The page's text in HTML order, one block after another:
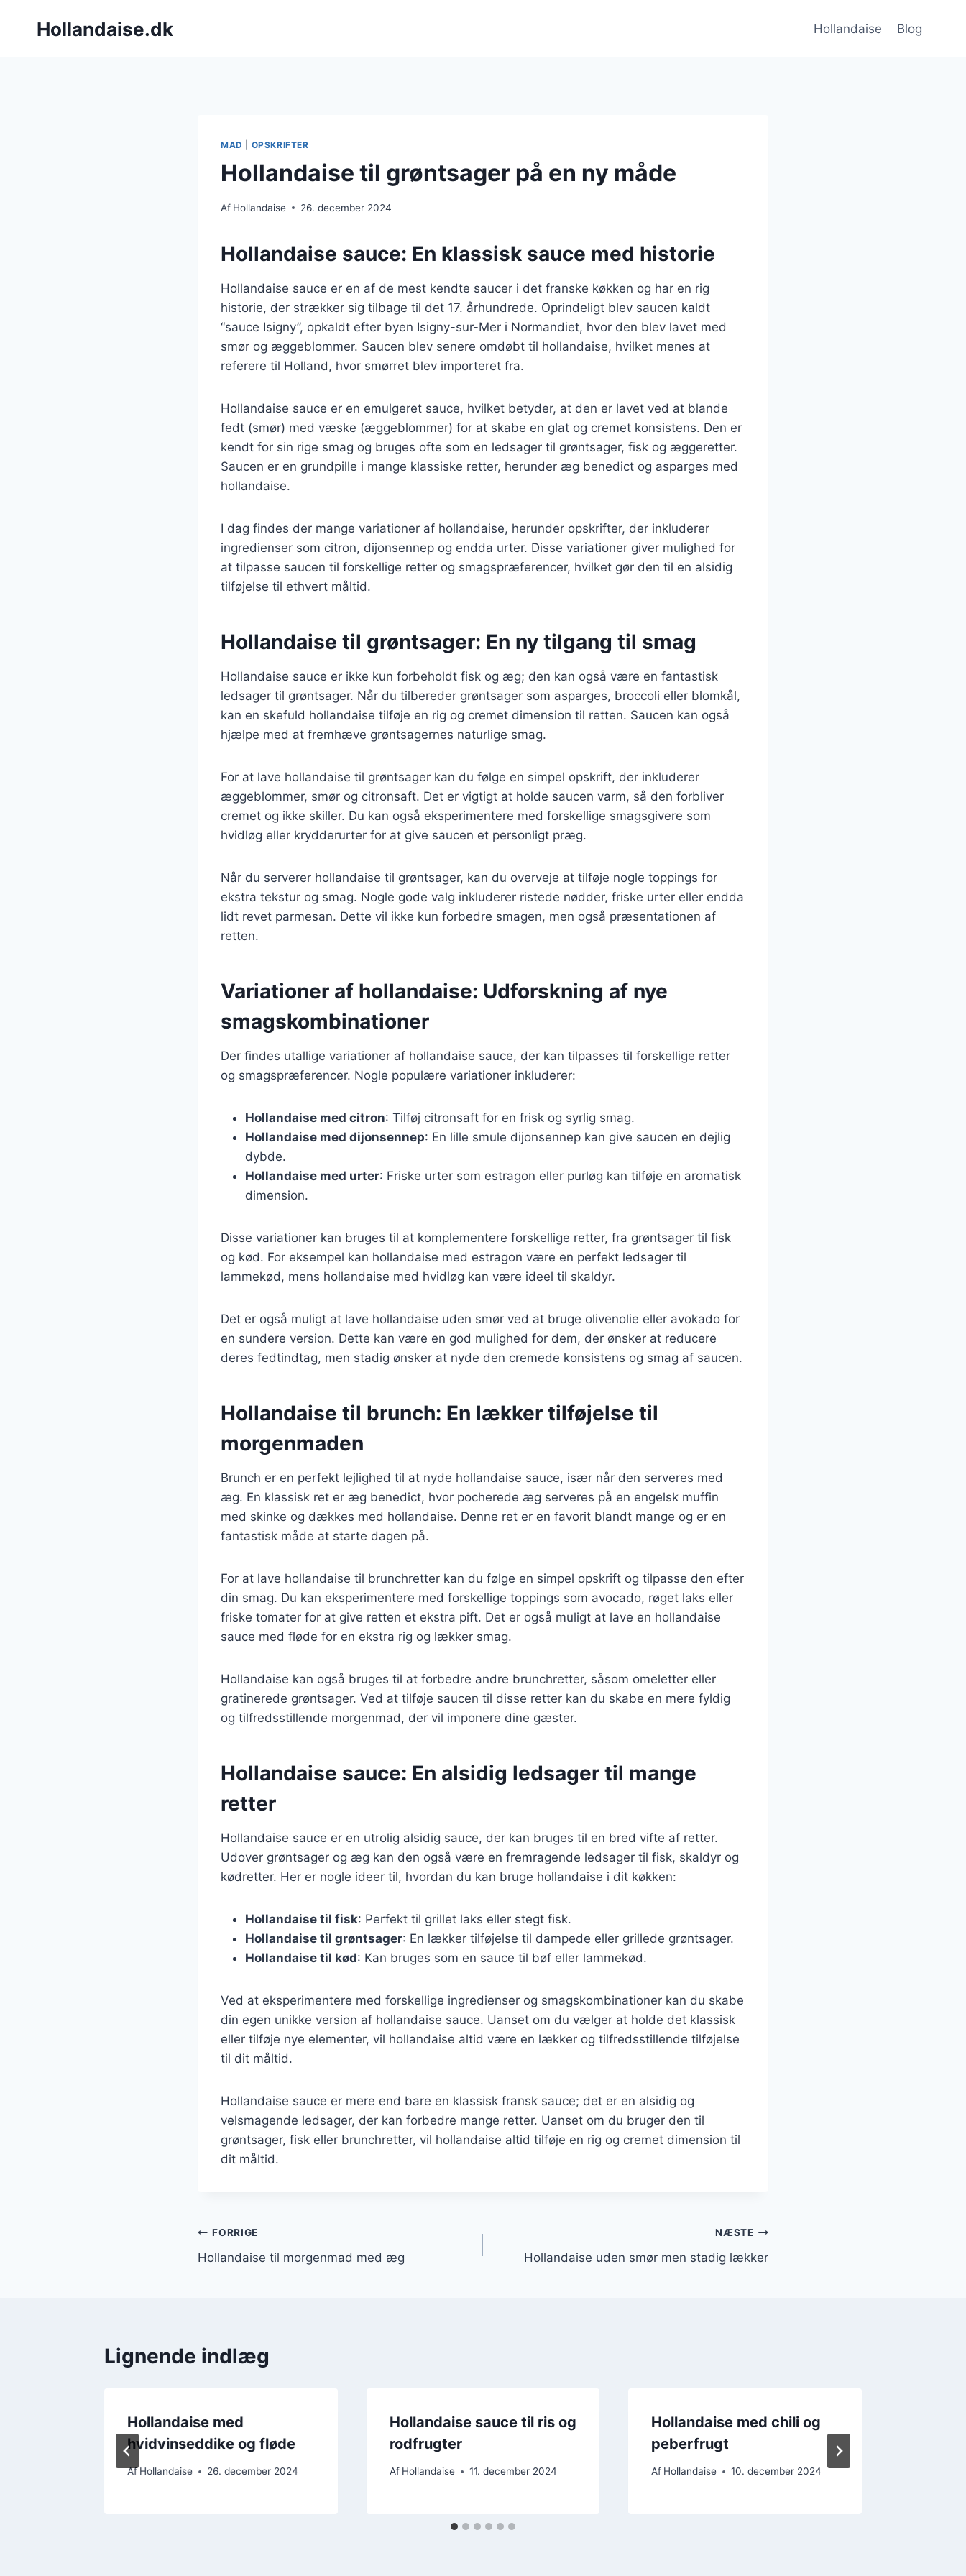
Hollandaise.dk Hollandaise Blog
MAD OPSKRIFTER
Hollandaise til grøntsager på en ny måde
Af Hollandaise 26. december 2024
Hollandaise sauce: En klassisk sauce med historie
Hollandaise sauce er en af de mest kendte saucer i det franske køkken og har en rig
historie, der strækker sig tilbage til det 17. århundrede. Oprindeligt blev saucen kaldt
“sauce Isigny”, opkaldt efter byen Isigny-sur-Mer i Normandiet, hvor den blev lavet med
smør og æggeblommer. Saucen blev senere omdøbt til hollandaise, hvilket menes at
referere til Holland, hvor smørret blev importeret fra.
Hollandaise sauce er en emulgeret sauce, hvilket betyder, at den er lavet ved at blande
fedt (smør) med væske (æggeblommer) for at skabe en glat og cremet konsistens. Den er
kendt for sin rige smag og bruges ofte som en ledsager til grøntsager, fisk og æggeretter.
Saucen er en grundpille i mange klassiske retter, herunder æg benedict og asparges med
hollandaise.
I dag findes der mange variationer af hollandaise, herunder opskrifter, der inkluderer
ingredienser som citron, dijonsennep og endda urter. Disse variationer giver mulighed for
at tilpasse saucen til forskellige retter og smagspræferencer, hvilket gør den til en alsidig
tilføjelse til ethvert måltid.
Hollandaise til grøntsager: En ny tilgang til smag
Hollandaise sauce er ikke kun forbeholdt fisk og æg; den kan også være en fantastisk
ledsager til grøntsager. Når du tilbereder grøntsager som asparges, broccoli eller blomkål,
kan en skefuld hollandaise tilføje en rig og cremet dimension til retten. Saucen kan også
hjælpe med at fremhæve grøntsagernes naturlige smag.
For at lave hollandaise til grøntsager kan du følge en simpel opskrift, der inkluderer
æggeblommer, smør og citronsaft. Det er vigtigt at holde saucen varm, så den forbliver
cremet og ikke skiller. Du kan også eksperimentere med forskellige smagsgivere som
hvidløg eller krydderurter for at give saucen et personligt præg.
Når du serverer hollandaise til grøntsager, kan du overveje at tilføje nogle toppings for
ekstra tekstur og smag. Nogle gode valg inkluderer ristede nødder, friske urter eller endda
lidt revet parmesan. Dette vil ikke kun forbedre smagen, men også præsentationen af
retten.
Variationer af hollandaise: Udforskning af nye
smagskombinationer
Der findes utallige variationer af hollandaise sauce, der kan tilpasses til forskellige retter
og smagspræferencer. Nogle populære variationer inkluderer:
Hollandaise med citron: Tilføj citronsaft for en frisk og syrlig smag.
Hollandaise med dijonsennep: En lille smule dijonsennep kan give saucen en dejlig
dybde.
Hollandaise med urter: Friske urter som estragon eller purløg kan tilføje en aromatisk
dimension.
Disse variationer kan bruges til at komplementere forskellige retter, fra grøntsager til fisk
og kød. For eksempel kan hollandaise med estragon være en perfekt ledsager til
lammekød, mens hollandaise med hvidløg kan være ideel til skaldyr.
Det er også muligt at lave hollandaise uden smør ved at bruge olivenolie eller avokado for
en sundere version. Dette kan være en god mulighed for dem, der ønsker at reducere
deres fedtindtag, men stadig ønsker at nyde den cremede konsistens og smag af saucen.
Hollandaise til brunch: En lækker tilføjelse til
morgenmaden
Brunch er en perfekt lejlighed til at nyde hollandaise sauce, især når den serveres med
æg. En klassisk ret er æg benedict, hvor pocherede æg serveres på en engelsk muffin
med skinke og dækkes med hollandaise. Denne ret er en favorit blandt mange og er en
fantastisk måde at starte dagen på.
For at lave hollandaise til brunchretter kan du følge en simpel opskrift og tilpasse den efter
din smag. Du kan eksperimentere med forskellige toppings som avocado, røget laks eller
friske tomater for at give retten et ekstra pift. Det er også muligt at lave en hollandaise
sauce med fløde for en ekstra rig og lækker smag.
Hollandaise kan også bruges til at forbedre andre brunchretter, såsom omeletter eller
gratinerede grøntsager. Ved at tilføje saucen til disse retter kan du skabe en mere fyldig
og tilfredsstillende morgenmad, der vil imponere dine gæster.
Hollandaise sauce: En alsidig ledsager til mange
retter
Hollandaise sauce er en utrolig alsidig sauce, der kan bruges til en bred vifte af retter.
Udover grøntsager og æg kan den også være en fremragende ledsager til fisk, skaldyr og
kødretter. Her er nogle ideer til, hvordan du kan bruge hollandaise i dit køkken:
Hollandaise til fisk: Perfekt til grillet laks eller stegt fisk.
Hollandaise til grøntsager: En lækker tilføjelse til dampede eller grillede grøntsager.
Hollandaise til kød: Kan bruges som en sauce til bøf eller lammekød.
Ved at eksperimentere med forskellige ingredienser og smagskombinationer kan du skabe
din egen unikke version af hollandaise sauce. Uanset om du vælger at holde det klassisk
eller tilføje nye elementer, vil hollandaise altid være en lækker og tilfredsstillende tilføjelse
til dit måltid.
Hollandaise sauce er mere end bare en klassisk fransk sauce; det er en alsidig og
velsmagende ledsager, der kan forbedre mange retter. Uanset om du bruger den til
grøntsager, fisk eller brunchretter, vil hollandaise altid tilføje en rig og cremet dimension til
dit måltid.
Indlægsnavigation
FORRIGE
Hollandaise til morgenmad med æg
NÆSTE
Hollandaise uden smør men stadig lækker
Lignende indlæg
Hollandaise med
hvidvinseddike og fløde
Af Hollandaise 26. december 2024
Hollandaise sauce til ris og
rodfrugter
Af Hollandaise 11. december 2024
Hollandaise med chili og
peberfrugt
Af Hollandaise 10. december 2024